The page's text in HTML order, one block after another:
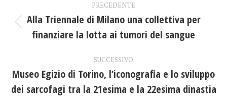
tra
post
PRECEDENTE
Post
precedente:
Alla Triennale di Milano una collettiva per
finanziare la lotta ai tumori del sangue
SUCCESSIVO
Prossimo
post:
Museo Egizio di Torino, l’iconografia e lo sviluppo
dei sarcofagi tra la 21esima e la 22esima dinastia